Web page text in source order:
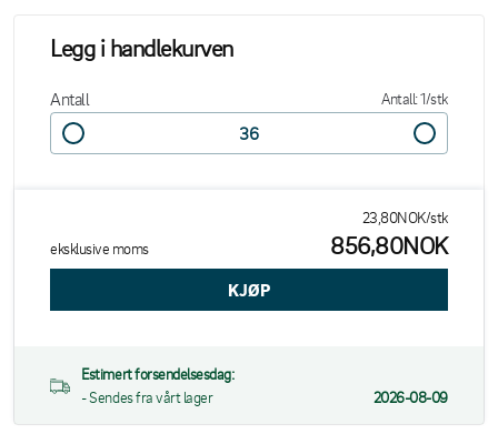
Legg i handlekurven
Antall Antall: 1/stk
23,80NOK/stk
eksklusive moms
856,80NOK
Estimert forsendelsesdag:
- Sendes fra vårt lager
2026-08-09